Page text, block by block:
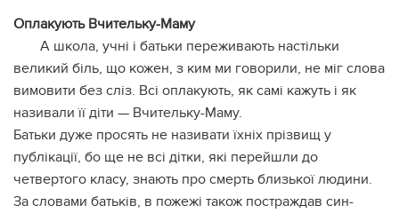
Оплакують Вчительку-Маму
А школа, учні і батьки переживають настільки
великий біль, що кожен, з ким ми говорили, не міг слова
вимовити без сліз. Всі оплакують, як самі кажуть і як
називали її діти — Вчительку-Маму.
Батьки дуже просять не називати їхніх прізвищ у
публікації, бо ще не всі дітки, які перейшли до
четвертого класу, знають про смерть близької людини.
За словами батьків, в пожежі також постраждав син-